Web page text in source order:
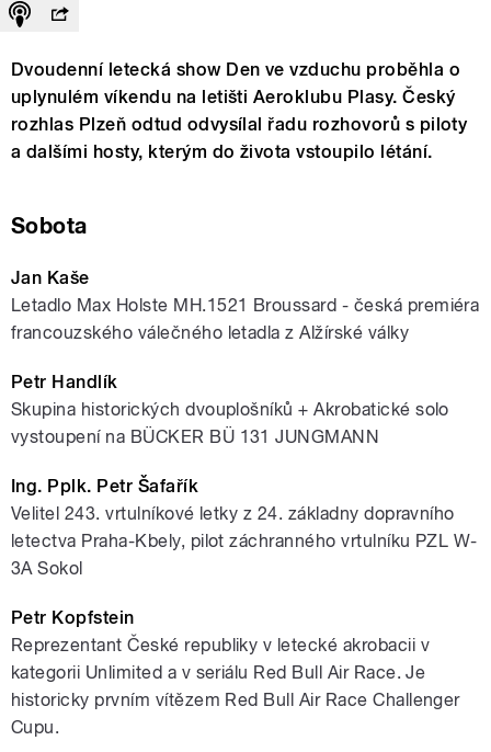
Dvoudenní letecká show Den ve vzduchu proběhla o
uplynulém víkendu na letišti Aeroklubu Plasy. Český
rozhlas Plzeň odtud odvysílal řadu rozhovorů s piloty
a dalšími hosty, kterým do života vstoupilo létání.
Sobota
Jan Kaše
Letadlo Max Holste MH.1521 Broussard - česká premiéra
francouzského válečného letadla z Alžírské války
Petr Handlík
Skupina historických dvouplošníků + Akrobatické solo
vystoupení na BÜCKER BÜ 131 JUNGMANN
Ing. Pplk. Petr Šafařík
Velitel 243. vrtulníkové letky z 24. základny dopravního
letectva Praha-Kbely, pilot záchranného vrtulníku PZL W-
3A Sokol
Petr Kopfstein
Reprezentant České republiky v letecké akrobacii v
kategorii Unlimited a v seriálu Red Bull Air Race. Je
historicky prvním vítězem Red Bull Air Race Challenger
Cupu.